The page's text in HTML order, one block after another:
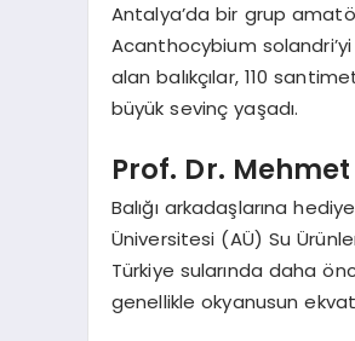
Antalya’da bir grup
Acanthocybium
alan balıkçılar, 110
büyük sevinç yaşadı.
Prof. Dr.
Balığı arkadaşlarına
Üniversitesi (AÜ) Su
Türkiye sularında daha
genellikle okyanusun